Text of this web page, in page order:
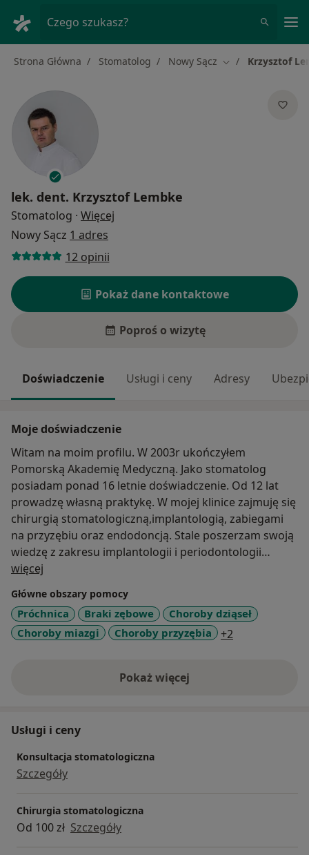
Czego szukasz?
Strona Główna Stomatolog Nowy Sącz Zmień miasto
Krzysztof
lek. dent. Krzysztof Lembke
Stomatolog · Więcej
Nowy Sącz 1 adres
12 opinii
Pokaż dane kontaktowe
Poproś o wizytę
Doświadczenie Usługi i ceny Adresy
Moje doświadczenie
Witam na moim profilu. W 2003r ukończyłem
Pomorską Akademię Medyczną. Jako stomatolog
posiadam ponad 16 letnie doświadczenie. Od 12 lat
prowadzę własną praktykę. W mojej klinice zajmuję się
chirurgią stomatologiczną,implantologią, zabiegami
na przyzębiu oraz endodoncją. Stale poszerzam swoją
wiedzę z zakresu implantologii i periodontologii
uczestnicząc w licznych kursach. W wolnym czasie
żegluję lub chodzę po górach.
więcej
Główne obszary pomocy
Próchnica Braki zębowe
Choroby dziąseł
Choroby miazgi
Choroby przyzębia +2
Pokaż więcejo doświadczeniu
Usługi i ceny
Konsultacja stomatologiczna
Szczegóły
Chirurgia stomatologiczna
Od 100 zł Szczegóły